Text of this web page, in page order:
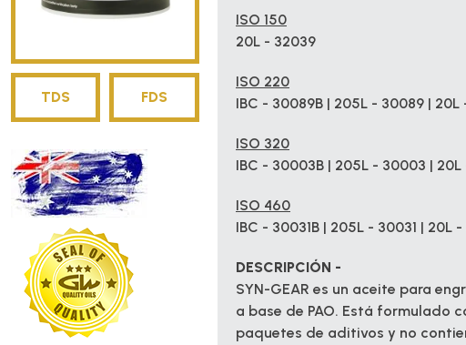
TDS FDS
ISO 150
20L - 32039
ISO 220
IBC - 30089B | 205L - 30089 | 20L
ISO 320
IBC - 30003B | 205L - 30003 |
ISO 460
IBC - 30031B | 205L - 30031 | 20L -
DESCRIPCIÓN -
SYN-GEAR es un aceite para
a base de PAO. Está formulado
paquetes de aditivos y no